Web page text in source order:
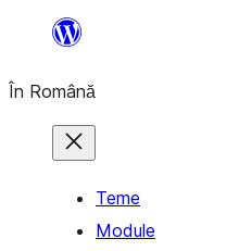
conținut
În Română
Teme
Module